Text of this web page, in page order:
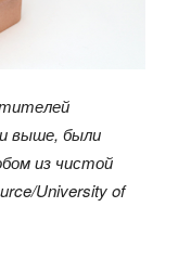
выше, были
из чистой
University of